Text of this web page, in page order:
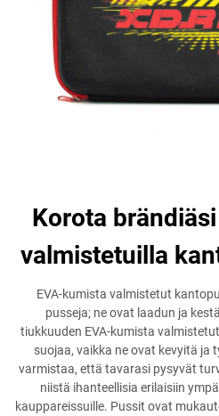
Korota
valmistetuilla
EVA-kumista valmistetut
pusseja; ne ovat laadun ja
tiukkuuden EVA-kumista
suojaa, vaikka ne ovat kevyitä ja
varmistaa, että tavarasi pysyvät
niistä ihanteellisia erilaisiin
kauppareissuille. Pussit ovat